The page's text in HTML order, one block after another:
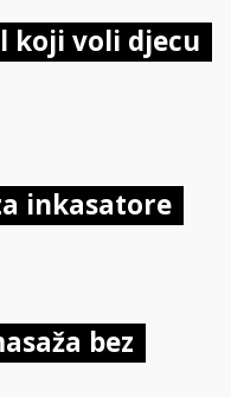
koji voli djecu
inkasatore
bez